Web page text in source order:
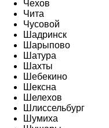
Чехов
Чита
Чусовой
Шадринск
Шарыпово
Шатура
Шахты
Шебекино
Шексна
Шелехов
Шлиссельбург
Шумиха